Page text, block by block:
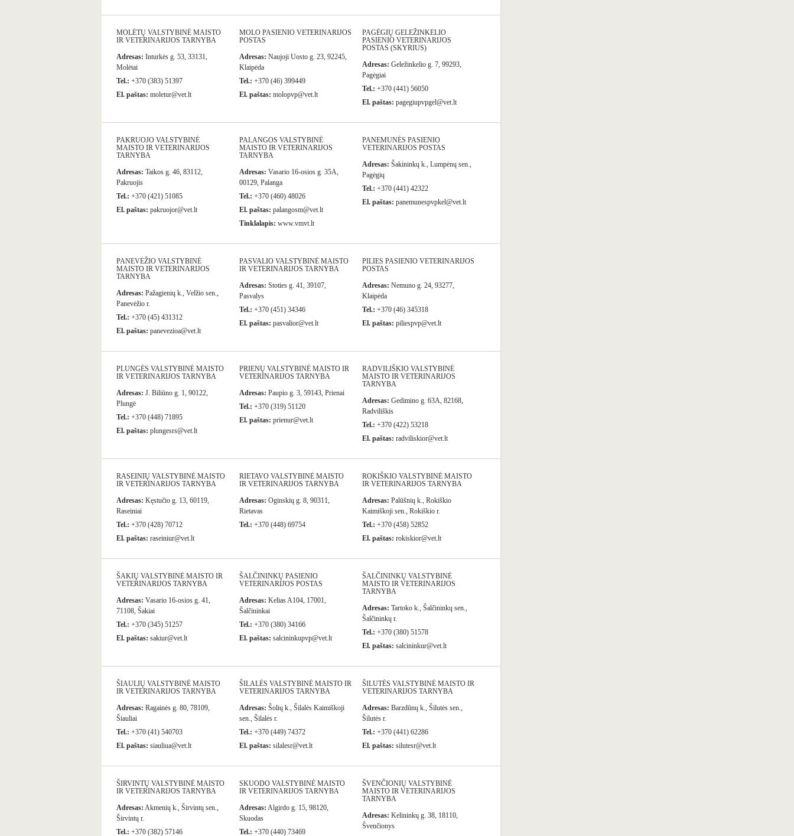
MOLĖTŲ VALSTYBINĖ MAISTO
IR VETERINARIJOS TARNYBA
Adresas: Inturkės g. 53, 33131,
Molėtai
Tel.: +370 (383) 51397
El. paštas: moletur@vet.lt
MOLO PASIENIO VETERINARIJOS
POSTAS
Adresas: Naujoji Uosto g. 23, 92245,
Klaipėda
Tel.: +370 (46) 399449
El. paštas: molopvp@vet.lt
PAGĖGIŲ GELEŽINKELIO
PASIENIO VETERINARIJOS
POSTAS (SKYRIUS)
Adresas: Geležinkelio g. 7, 99293,
Pagėgiai
Tel.: +370 (441) 56050
El. paštas: pagegiupvpgel@vet.lt
PAKRUOJO VALSTYBINĖ
MAISTO IR VETERINARIJOS
TARNYBA
Adresas: Taikos g. 46, 83112,
Pakruojis
Tel.: +370 (421) 51085
El. paštas: pakruojor@vet.lt
PALANGOS VALSTYBINĖ
MAISTO IR VETERINARIJOS
TARNYBA
Adresas: Vasario 16-osios g. 35A,
00129, Palanga
Tel.: +370 (460) 48026
El. paštas: palangosm@vet.lt
Tinklalapis: www.vmvt.lt
PANEMUNĖS PASIENIO
VETERINARIJOS POSTAS
Adresas: Šakininkų k., Lumpėnų sen.,
Pagėgių
Tel.: +370 (441) 42322
El. paštas: panemunespvpkel@vet.lt
PANEVĖŽIO VALSTYBINĖ
MAISTO IR VETERINARIJOS
TARNYBA
Adresas: Pažagienių k., Velžio sen.,
Panevėžio r.
Tel.: +370 (45) 431312
El. paštas: panevezioa@vet.lt
PASVALIO VALSTYBINĖ MAISTO
IR VETERINARIJOS TARNYBA
Adresas: Stoties g. 41, 39107,
Pasvalys
Tel.: +370 (451) 34346
El. paštas: pasvalior@vet.lt
PILIES PASIENIO VETERINARIJOS
POSTAS
Adresas: Nemuno g. 24, 93277,
Klaipėda
Tel.: +370 (46) 345318
El. paštas: piliespvp@vet.lt
PLUNGĖS VALSTYBINĖ MAISTO
IR VETERINARIJOS TARNYBA
Adresas: J. Biliūno g. 1, 90122,
Plungė
Tel.: +370 (448) 71895
El. paštas: plungesrs@vet.lt
PRIENŲ VALSTYBINĖ MAISTO IR
VETERINARIJOS TARNYBA
Adresas: Paupio g. 3, 59143, Prienai
Tel.: +370 (319) 51120
El. paštas: prienur@vet.lt
RADVILIŠKIO VALSTYBINĖ
MAISTO IR VETERINARIJOS
TARNYBA
Adresas: Gedimino g. 63A, 82168,
Radviliškis
Tel.: +370 (422) 53218
El. paštas: radviliskior@vet.lt
RASEINIŲ VALSTYBINĖ MAISTO
IR VETERINARIJOS TARNYBA
Adresas: Kęstučio g. 13, 60119,
Raseiniai
Tel.: +370 (428) 70712
El. paštas: raseiniur@vet.lt
RIETAVO VALSTYBINĖ MAISTO
IR VETERINARIJOS TARNYBA
Adresas: Oginskių g. 8, 90311,
Rietavas
Tel.: +370 (448) 69754
ROKIŠKIO VALSTYBINĖ MAISTO
IR VETERINARIJOS TARNYBA
Adresas: Palūšnių k., Rokiškio
Kaimiškoji sen., Rokiškio r.
Tel.: +370 (458) 52852
El. paštas: rokiskior@vet.lt
ŠAKIŲ VALSTYBINĖ MAISTO IR
VETERINARIJOS TARNYBA
Adresas: Vasario 16-osios g. 41,
71108, Šakiai
Tel.: +370 (345) 51257
El. paštas: sakiur@vet.lt
ŠALČININKŲ PASIENIO
VETERINARIJOS POSTAS
Adresas: Kelias A104, 17001,
Šalčininkai
Tel.: +370 (380) 34166
El. paštas: salcininkupvp@vet.lt
ŠALČININKŲ VALSTYBINĖ
MAISTO IR VETERINARIJOS
TARNYBA
Adresas: Tartoko k., Šalčininkų sen.,
Šalčininkų r.
Tel.: +370 (380) 51578
El. paštas: salcininkur@vet.lt
ŠIAULIŲ VALSTYBINĖ MAISTO
IR VETERINARIJOS TARNYBA
Adresas: Ragainės g. 80, 78109,
Šiauliai
Tel.: +370 (41) 540703
El. paštas: siauliua@vet.lt
ŠILALĖS VALSTYBINĖ MAISTO IR
VETERINARIJOS TARNYBA
Adresas: Šolių k., Šilalės Kaimiškoji
sen., Šilalės r.
Tel.: +370 (449) 74372
El. paštas: silalesr@vet.lt
ŠILUTĖS VALSTYBINĖ MAISTO IR
VETERINARIJOS TARNYBA
Adresas: Barzdūnų k., Šilutės sen.,
Šilutės r.
Tel.: +370 (441) 62286
El. paštas: silutesr@vet.lt
ŠIRVINTŲ VALSTYBINĖ MAISTO
IR VETERINARIJOS TARNYBA
Adresas: Akmenių k., Širvintų sen.,
Širvintų r.
Tel.: +370 (382) 57146
SKUODO VALSTYBINĖ MAISTO
IR VETERINARIJOS TARNYBA
Adresas: Algirdo g. 15, 98120,
Skuodas
Tel.: +370 (440) 73469
ŠVENČIONIŲ VALSTYBINĖ
MAISTO IR VETERINARIJOS
TARNYBA
Adresas: Kelininkų g. 38, 18110,
Švenčionys